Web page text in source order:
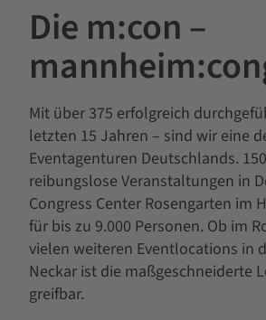
Die m:con –
Mit über 375 erfolgreich
letzten 15 Jahren – sind wir eine
Eventagenturen Deutschlands.
reibungslose Veranstaltungen in
Congress Center Rosengarten im
für bis zu 9.000 Personen. Ob im
vielen weiteren Eventlocations in
Neckar ist die maßgeschneiderte
greifbar.